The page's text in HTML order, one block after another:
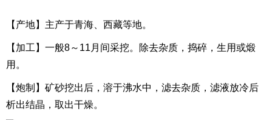
【产地】主产于青海、西藏等地。
【加工】一般8～11月间采挖。除去杂质，捣碎，生用或煅
用。
【炮制】矿砂挖出后，溶于沸水中，滤去杂质，滤液放冷后
析出结晶，取出干燥。